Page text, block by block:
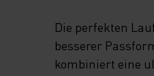
Die perfekten
besserer
kombiniert eine